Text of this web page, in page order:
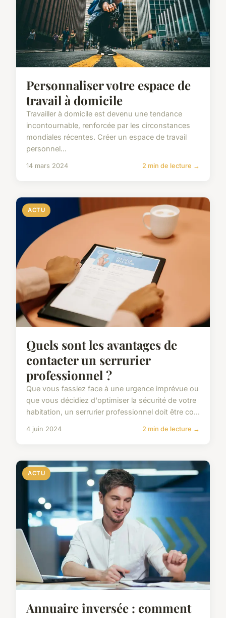
Personnaliser votre espace de
travail à domicile
Travailler à domicile est devenu une tendance
incontournable, renforcée par les circonstances
mondiales récentes. Créer un espace de travail
personnel...
14 mars 2024 2 min de lecture →
ACTU
Quels sont les avantages de
contacter un serrurier
professionnel ?
Que vous fassiez face à une urgence imprévue ou
que vous décidiez d'optimiser la sécurité de votre
habitation, un serrurier professionnel doit être co...
4 juin 2024 2 min de lecture →
ACTU
Annuaire inversée : comment